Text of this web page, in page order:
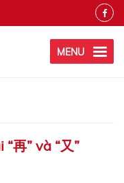
MENU
再” và “又”